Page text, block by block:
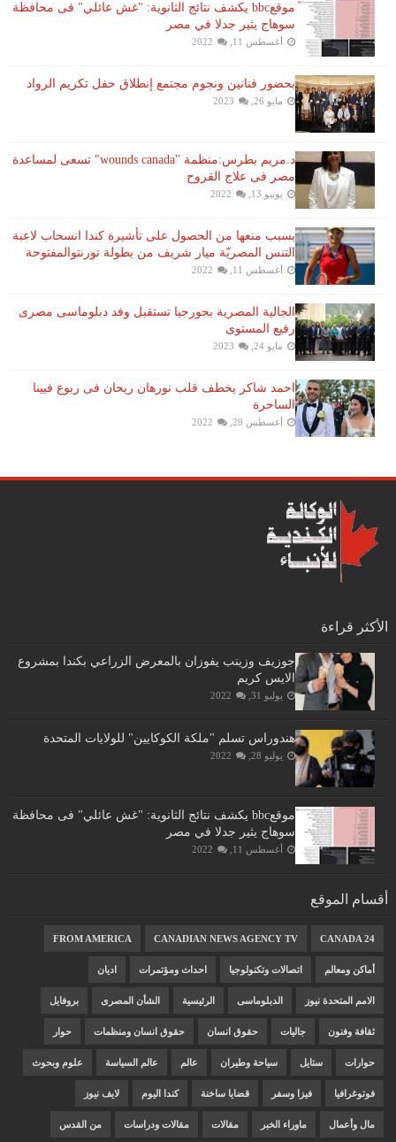
موقعbbc يكشف نتائج الثانوية: "غش عائلي" فى محافظة
سوهاج يثير جدلا في مصر
أغسطس 11, 2022
بحضور فنانين ونجوم مجتمع إنطلاق حفل تكريم الرواد
مايو 26, 2023
د.مريم بطرس:منظمة "wounds canada" تسعى لمساعدة
مصر فى علاج القروح
يونيو 13, 2022
بسبب منعها من الحصول على تأشيرة كندا انسحاب لاعبة ​
التنس​ المصريّة ​ميار شريف​ من بطولة ​تورنتو​المفتوحة
أغسطس 11, 2022
الجالية المصرية بجورجيا تستقبل وفد دبلوماسى مصرى
رفيع المستوى
مايو 24, 2023
احمد شاكر يخطف قلب نورهان ريحان فى ربوع فيينا
الساحرة
أغسطس 29, 2022
الأكثر قراءة
جوزيف وزينب يفوزان بالمعرض الزراعي بكندا بمشروع
الايس كريم
يوليو 31, 2022
هندوراس تسلم "ملكة الكوكايين" للولايات المتحدة
يوليو 28, 2022
موقعbbc يكشف نتائج الثانوية: "غش عائلي" فى محافظة
سوهاج يثير جدلا في مصر
أغسطس 11, 2022
أقسام الموقع
CANADA 24
CANADIAN NEWS AGENCY TV
FROM AMERICA
أماكن ومعالم اتصالات وتكنولوجيا احداث ومؤتمرات اديان
الامم المتحدة نيوز الدبلوماسى الرئيسية الشأن المصرى بروفايل
ثقافة وفنون جاليات حقوق انسان حقوق انسان ومنظمات حوار
حوارات ستايل سياحة وطيران عالم عالم السياسة علوم وبحوث
فوتوغرافيا فيزا وسفر قضايا ساخنة كندا اليوم لايف نيوز
مال وأعمال ماوراء الخبر مقالات مقالات ودراسات من القدس